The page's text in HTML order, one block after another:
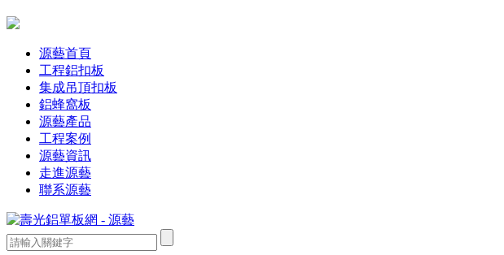
源藝首頁
工程鋁扣板
集成吊頂扣板
鋁蜂窩板
源藝產品
工程案例
源藝資訊
走進源藝
聯系源藝